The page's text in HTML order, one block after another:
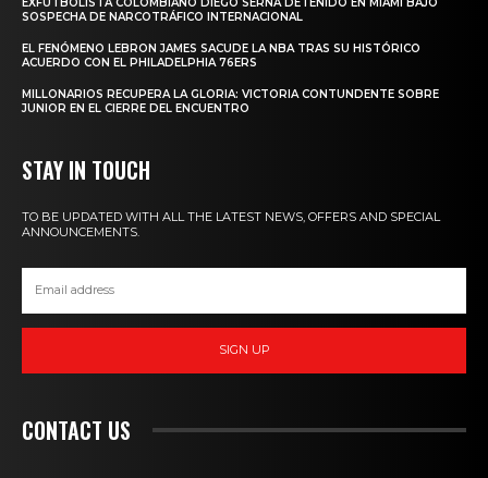
SOSPECHA DE NARCOTRÁFICO INTERNACIONAL
EL FENÓMENO LEBRON JAMES SACUDE LA NBA TRAS SU HISTÓRICO
ACUERDO CON EL PHILADELPHIA 76ERS
MILLONARIOS RECUPERA LA GLORIA: VICTORIA CONTUNDENTE SOBRE
JUNIOR EN EL CIERRE DEL ENCUENTRO
STAY IN TOUCH
TO BE UPDATED WITH ALL THE LATEST NEWS, OFFERS AND SPECIAL
ANNOUNCEMENTS.
SIGN UP
CONTACT US